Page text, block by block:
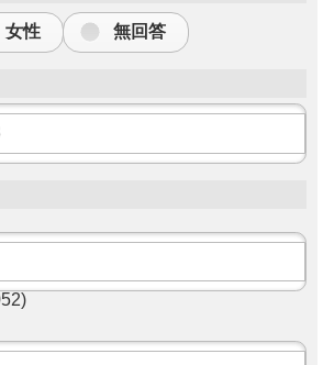
女性 無回答